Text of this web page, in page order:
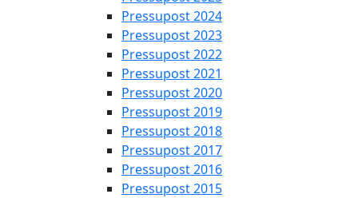
Pressupost 2024
Pressupost 2023
Pressupost 2022
Pressupost 2021
Pressupost 2020
Pressupost 2019
Pressupost 2018
Pressupost 2017
Pressupost 2016
Pressupost 2015